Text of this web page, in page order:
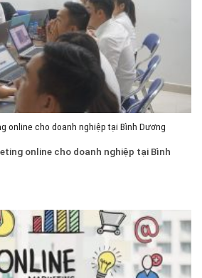
online cho doanh nghiệp tại Bình Dương
online cho doanh nghiệp tại Bình